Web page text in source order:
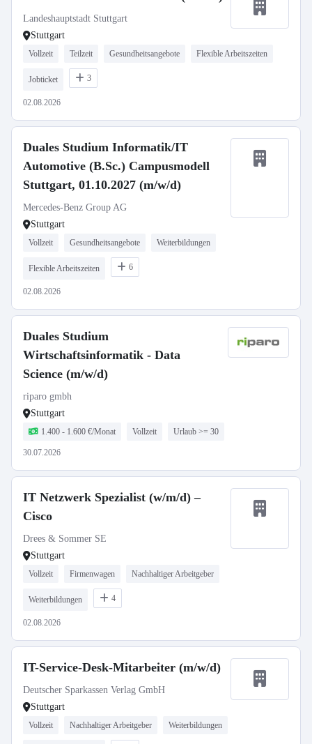
Landeshauptstadt Stuttgart
Stuttgart
Vollzeit Teilzeit Gesundheitsangebote Flexible Arbeitszeiten
Jobticket 3
02.08.2026
Duales Studium Informatik/IT
Automotive (B.Sc.) Campusmodell
Stuttgart, 01.10.2027 (m/w/d)
Mercedes-Benz Group AG
Stuttgart
Vollzeit Gesundheitsangebote Weiterbildungen
Flexible Arbeitszeiten 6
02.08.2026
Duales Studium
Wirtschaftsinformatik - Data
Science (m/w/d)
riparo gmbh
Stuttgart
1.400 - 1.600 €/Monat Vollzeit Urlaub >= 30
30.07.2026
IT Netzwerk Spezialist (w/m/d) –
Cisco
Drees & Sommer SE
Stuttgart
Vollzeit Firmenwagen Nachhaltiger Arbeitgeber
Weiterbildungen 4
02.08.2026
IT-Service-Desk-Mitarbeiter (m/w/d)
Deutscher Sparkassen Verlag GmbH
Stuttgart
Vollzeit Nachhaltiger Arbeitgeber Weiterbildungen